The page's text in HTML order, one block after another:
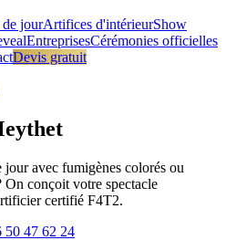
jourArtifices d'intérieurShow
EntreprisesCérémonies officielles
Devis gratuit
avec fumigènes colorés ou
conçoit votre spectacle
certifié F4T2.
50 47 62 24